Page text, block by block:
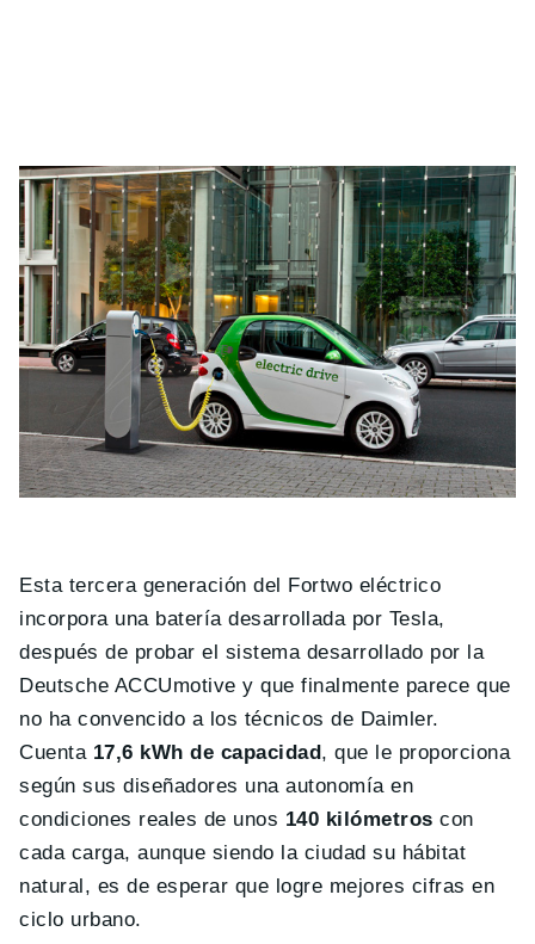
Esta tercera generación del Fortwo eléctrico
incorpora una batería desarrollada por Tesla,
después de probar el sistema desarrollado por la
Deutsche ACCUmotive y que finalmente parece que
no ha convencido a los técnicos de Daimler.
Cuenta 17,6 kWh de capacidad, que le proporciona
según sus diseñadores una autonomía en
condiciones reales de unos 140 kilómetros con
cada carga, aunque siendo la ciudad su hábitat
natural, es de esperar que logre mejores cifras en
ciclo urbano.